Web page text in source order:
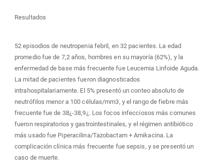
Resultados
52 episodios de neutropenia febril, en 32 pacientes. La edad
promedio fue de 7,2 años, hombres en su mayoría (62%), y la
enfermedad de base más frecuente fue Leucemia Linfoide Aguda.
La mitad de pacientes fueron diagnosticados
intrahospitalariamente. El 5% presentó un conteo absoluto de
neutrófilos menor a 100 células/mm3, y el rango de fiebre más
frecuente fue de 38¿-38,9¿. Los focos infecciosos más comunes
fueron respiratorios y gastrointestinales, y el régimen antibiótico
más usado fue Piperacilina/Tazobactam + Amikacina. La
complicación clínica más frecuente fue sepsis, y se presentó un
caso de muerte.